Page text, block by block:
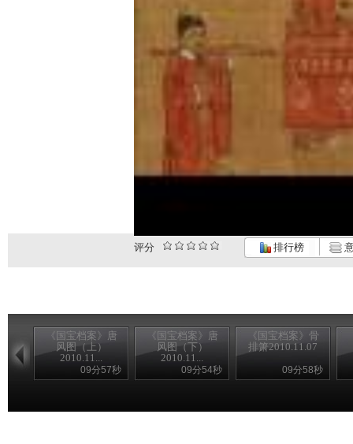
评分 排行榜
《国宝档案》唐
风图（上）
2010.11...
09分57秒
《国宝档案》唐
风图（下）
2010.11...
09分54秒
《国宝档案》骨
排箫2010.11.07
09分58秒